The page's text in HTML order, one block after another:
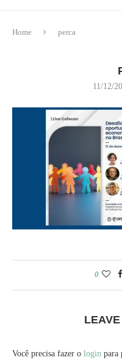
Home perca
11/12/
0
Você precisa fazer o login para